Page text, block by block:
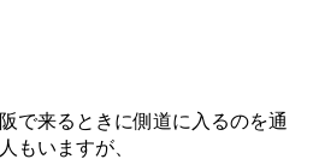
で来るときに側道に入るのを通
もいますが、